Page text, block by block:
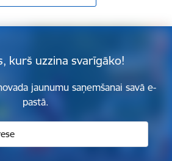
kurš uzzina svarīgāko!
jaunumu saņemšanai savā e-
pastā.